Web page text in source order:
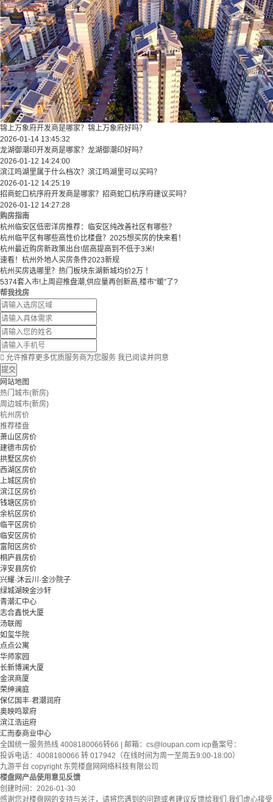
锦上万象府开发商是哪家？锦上万象府好吗？
2026-01-14 13:45:32
龙湖御潮印开发商是哪家？龙湖御潮印好吗？
2026-01-12 14:24:00
滨江鸣湖里属于什么档次？滨江鸣湖里可以买吗？
2026-01-12 14:25:19
招商蛇口杭序府开发商是哪家？招商蛇口杭序府建议买吗？
2026-01-12 14:27:28
购房指南
杭州临安区低密洋房推荐：临安区纯改善社区有哪些？
​​杭州临平区有哪些高性价比楼盘？2025想买房的快来看！​
杭州最近购房新政策出台!层高提高到不低于3米!
速看！杭州外地人买房条件2023新规
杭州买房选哪里？热门板块东湖新城均价2万 ！
5374套入市!上周迎推盘潮,供应量再创新高,楼市“暖”了?
帮我找房
 允许推荐更多优质服务商为您服务 我已阅读并同意
提交
网站地图
热门城市(新房)
周边城市(新房)
杭州房价
推荐楼盘
萧山区房价
建德市房价
拱墅区房价
西湖区房价
上城区房价
滨江区房价
钱塘区房价
余杭区房价
临平区房价
临安区房价
富阳区房价
桐庐县房价
淳安县房价
兴耀·沐云川·金沙院子
绿城湖映金沙轩
青潮汇中心
志合鑫悦大厦
汤联阁
如玺华院
点点公寓
华师家园
长新博澜大厦
金滨商厦
荣绅澜庭
保亿国丰·君潮润府
奥映鸣翠府
滨江浩运府
汇而泰商业中心
全国统一服务热线 4008180066转66 | 邮箱： cs@loupan.com icp备案号：
投诉电话：4008180066 转 017942（在线时间为周一至周五9:00-18:00）
九游平台 copyright 东莞楼盘网网络科技有限公司
楼盘网产品使用意见反馈
创建时间： 2026-01-30
感谢您对楼盘网的支持与关注，请将您遇到的问题或者建议反馈给我们,我们虚心接受